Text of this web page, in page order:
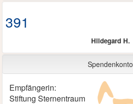
391
Hildegard H.
Spendenkonto
Empfängerin:
Stiftung Sternentraum